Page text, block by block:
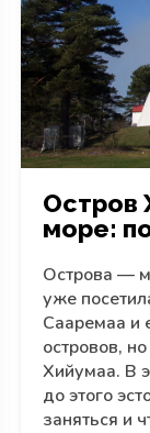
Остров
море:
Острова —
уже
Сааремаа и
островов,
Хийумаа. В
до этого
заняться и